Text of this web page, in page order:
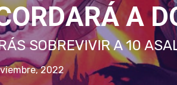
A
SOBREVIVIR A 10
2022